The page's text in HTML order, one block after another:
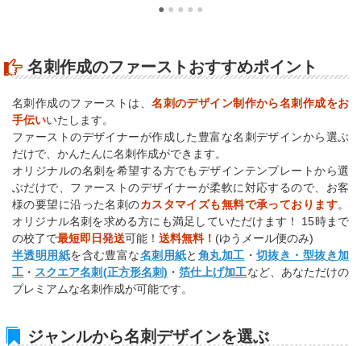
● ● ● ● ●
名刺作成のファーストおすすめポイント
名刺作成のファーストは、名刺のデザイン制作から名刺作成をお
手伝いいたします。
ファーストのデザイナーが作成した豊富な名刺デザインから選ぶ
だけで、かんたんに名刺作成ができます。
オリジナルの名刺を希望する方でもデザインテンプレートから選
ぶだけで、ファーストのデザイナーが柔軟に対応するので、お客
様の要望に沿った名刺のカスタマイズも無料で承っております。
オリジナル名刺を求める方にも満足していただけます！ 15時まで
の校了で最短即日発送可能！ 送料無料！ (ゆうメール便のみ)
半透明用紙を含む豊富な名刺用紙と 角丸加工 ・切抜き・型抜き加
工 ・ スクエア名刺(正方形名刺) ・箔仕上げ加工など、あなただけの
プレミアムな名刺作成が可能です。
ジャンルから名刺デザインを選ぶ